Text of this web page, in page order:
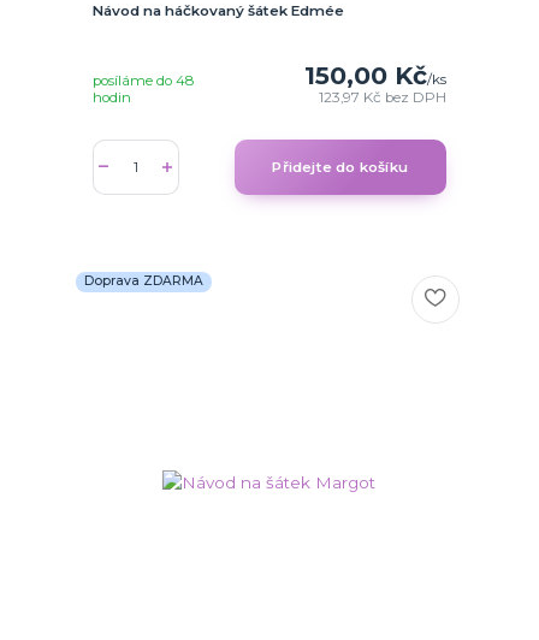
Návod na háčkovaný šátek Edmée
150,00 Kč/ks
123,97 Kč bez DPH
posíláme do 48
hodin
Přidejte do košíku
Doprava ZDARMA